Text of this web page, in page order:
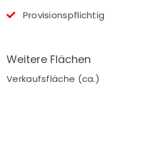
Provisionspflichtig
Weitere Flächen
Verkaufsfläche (ca.)